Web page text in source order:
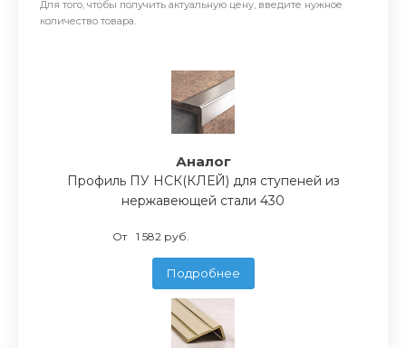
Для того, чтобы получить актуальную цену, введите нужное
количество товара.
Аналог
Профиль ПУ НСК(КЛЕЙ) для ступеней из
нержавеющей стали 430
От 1 582 руб.
Подробнее